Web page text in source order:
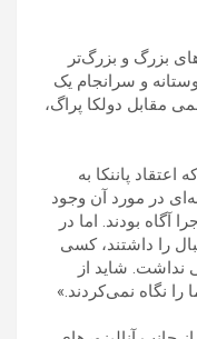
بزرگ و بزرگ‌تر
و سرانجام یک
مسابقه رسمی مقابل دولکا پراگ،
پاننکا به
در مورد آن وجود
آگاه بودند. اما در
را داشتند، کسی
نداشت. شاید از
را نگاه نمی‌کردند.»